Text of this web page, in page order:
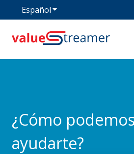
EspañolTraducciones de
¿Cómo podemos
ayudarte?